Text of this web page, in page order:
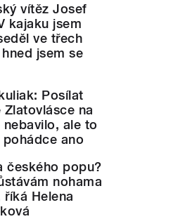
vítěz Josef
kajaku jsem
ve třech
jsem se
Posílat
Zlatovlásce na
nebavilo, ale to
ano
českého popu?
nohama
říká Helena